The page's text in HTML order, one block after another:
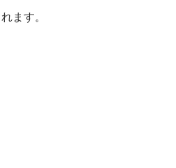
ます。